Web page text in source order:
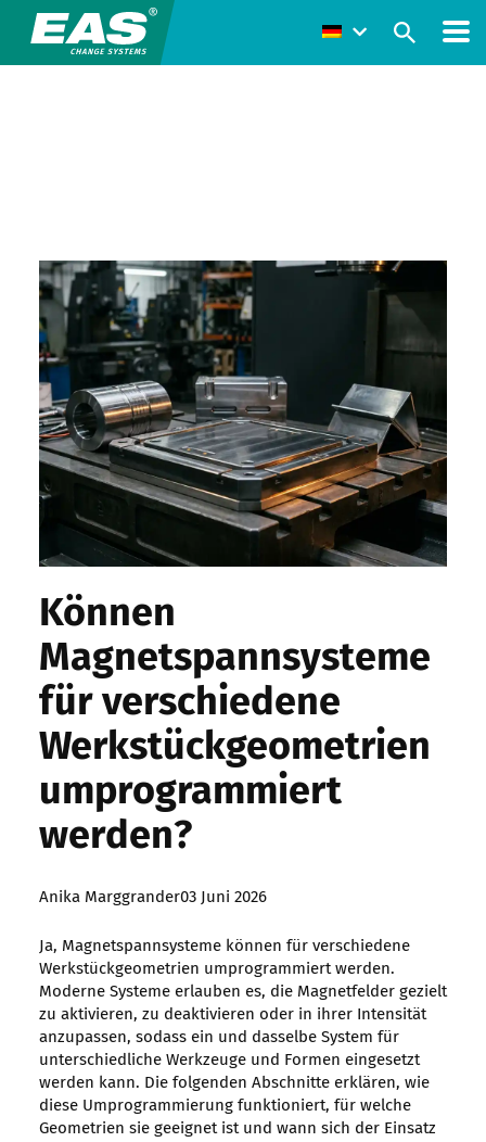
Können
Magnetspannsysteme
für verschiedene
Werkstückgeometrien
umprogrammiert
werden?
Posted
Anika Marggrander03 Juni 2026
Ja, Magnetspannsysteme können für verschiedene
Werkstückgeometrien umprogrammiert werden.
Moderne Systeme erlauben es, die Magnetfelder gezielt
zu aktivieren, zu deaktivieren oder in ihrer Intensität
anzupassen, sodass ein und dasselbe System für
unterschiedliche Werkzeuge und Formen eingesetzt
werden kann. Die folgenden Abschnitte erklären, wie
diese Umprogrammierung funktioniert, für welche
Geometrien sie geeignet ist und wann sich der Einsatz